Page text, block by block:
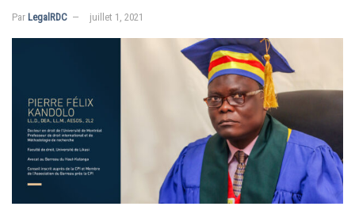
Par LegalRDC juillet 1, 2021